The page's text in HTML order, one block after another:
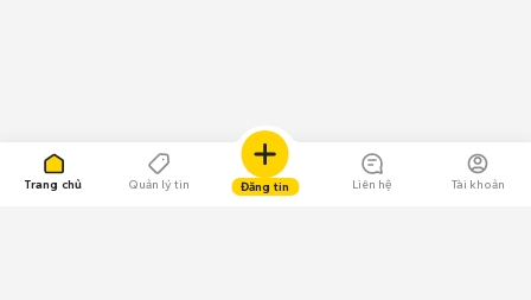
Trang chủ Quản lý tin Đăng tin Liên hệ Tài khoản